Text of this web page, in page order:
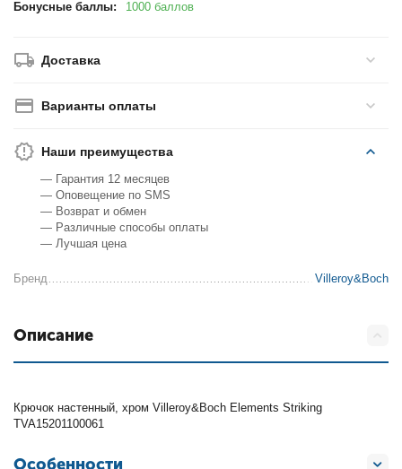
Бонусные баллы: 1000 баллов
Доставка
Варианты оплаты
Наши преимущества
— Гарантия 12 месяцев
— Оповещение по SMS
— Возврат и обмен
— Различные способы оплаты
— Лучшая цена
Бренд Villeroy&Boch
Описание
Крючок настенный, хром Villeroy&Boch Elements Striking
TVA15201100061
Особенности